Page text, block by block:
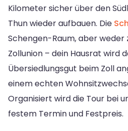
Kilometer sicher über den
Thun wieder aufbauen. Die
Schengen-Raum, aber weder
Zollunion – dein Hausrat wird
Übersiedlungsgut beim Zoll
einem echten
Organisiert wird die Tour bei
festem Termin und Festpreis.